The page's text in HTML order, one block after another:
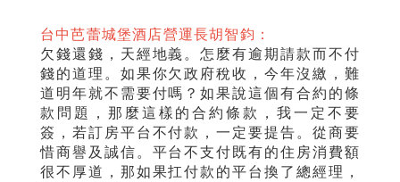
台中芭蕾城堡酒店營運長胡智鈞：
欠錢還錢，天經地義。怎麼有逾期請款而不付
錢的道理。如果你欠政府稅收，今年沒繳，難
道明年就不需要付嗎？如果說這個有合約的條
款問題，那麼這樣的合約條款，我一定不要
簽，若訂房平台不付款，一定要提告。從商要
惜商譽及誠信。平台不支付既有的住房消費額
很不厚道，那如果扛付款的平台換了總經理，